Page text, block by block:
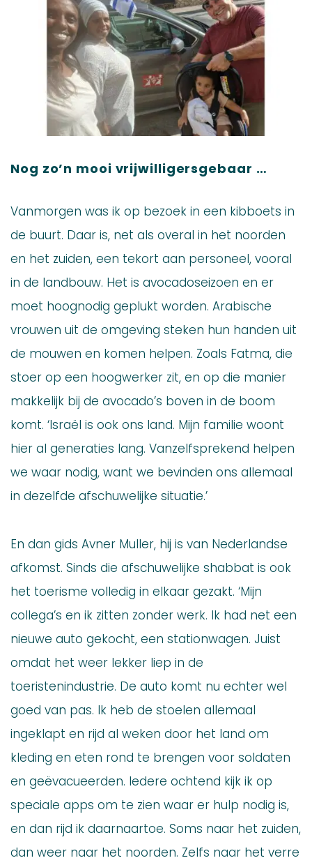
Nog zo’n mooi vrijwilligersgebaar …
Vanmorgen was ik op bezoek in een kibboets in
de buurt. Daar is, net als overal in het noorden
en het zuiden, een tekort aan personeel, vooral
in de landbouw. Het is avocadoseizoen en er
moet hoognodig geplukt worden. Arabische
vrouwen uit de omgeving steken hun handen uit
de mouwen en komen helpen. Zoals Fatma, die
stoer op een hoogwerker zit, en op die manier
makkelijk bij de avocado’s boven in de boom
komt. ‘Israël is ook ons land. Mijn familie woont
hier al generaties lang. Vanzelfsprekend helpen
we waar nodig, want we bevinden ons allemaal
in dezelfde afschuwelijke situatie.’
En dan gids Avner Muller, hij is van Nederlandse
afkomst. Sinds die afschuwelijke shabbat is ook
het toerisme volledig in elkaar gezakt. ‘Mijn
collega’s en ik zitten zonder werk. Ik had net een
nieuwe auto gekocht, een stationwagen. Juist
omdat het weer lekker liep in de
toeristenindustrie. De auto komt nu echter wel
goed van pas. Ik heb de stoelen allemaal
ingeklapt en rijd al weken door het land om
kleding en eten rond te brengen voor soldaten
en geëvacueerden. Iedere ochtend kijk ik op
speciale apps om te zien waar er hulp nodig is,
en dan rijd ik daarnaartoe. Soms naar het zuiden,
dan weer naar het noorden. Zelfs naar het verre